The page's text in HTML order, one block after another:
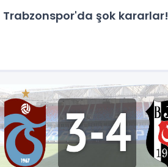
Trabzonspor'da şok kararlar!